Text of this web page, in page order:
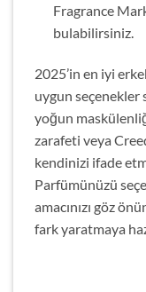
Fragrance
bulabilirsiniz.
2025’in en iyi
uygun seçenekler
yoğun
zarafeti veya
kendinizi ifade
Parfümünüzü
amacınızı göz
fark yaratmaya